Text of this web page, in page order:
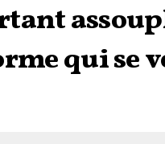
qui se